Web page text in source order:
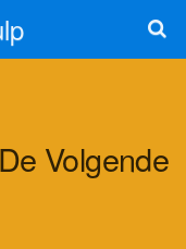
Volgende